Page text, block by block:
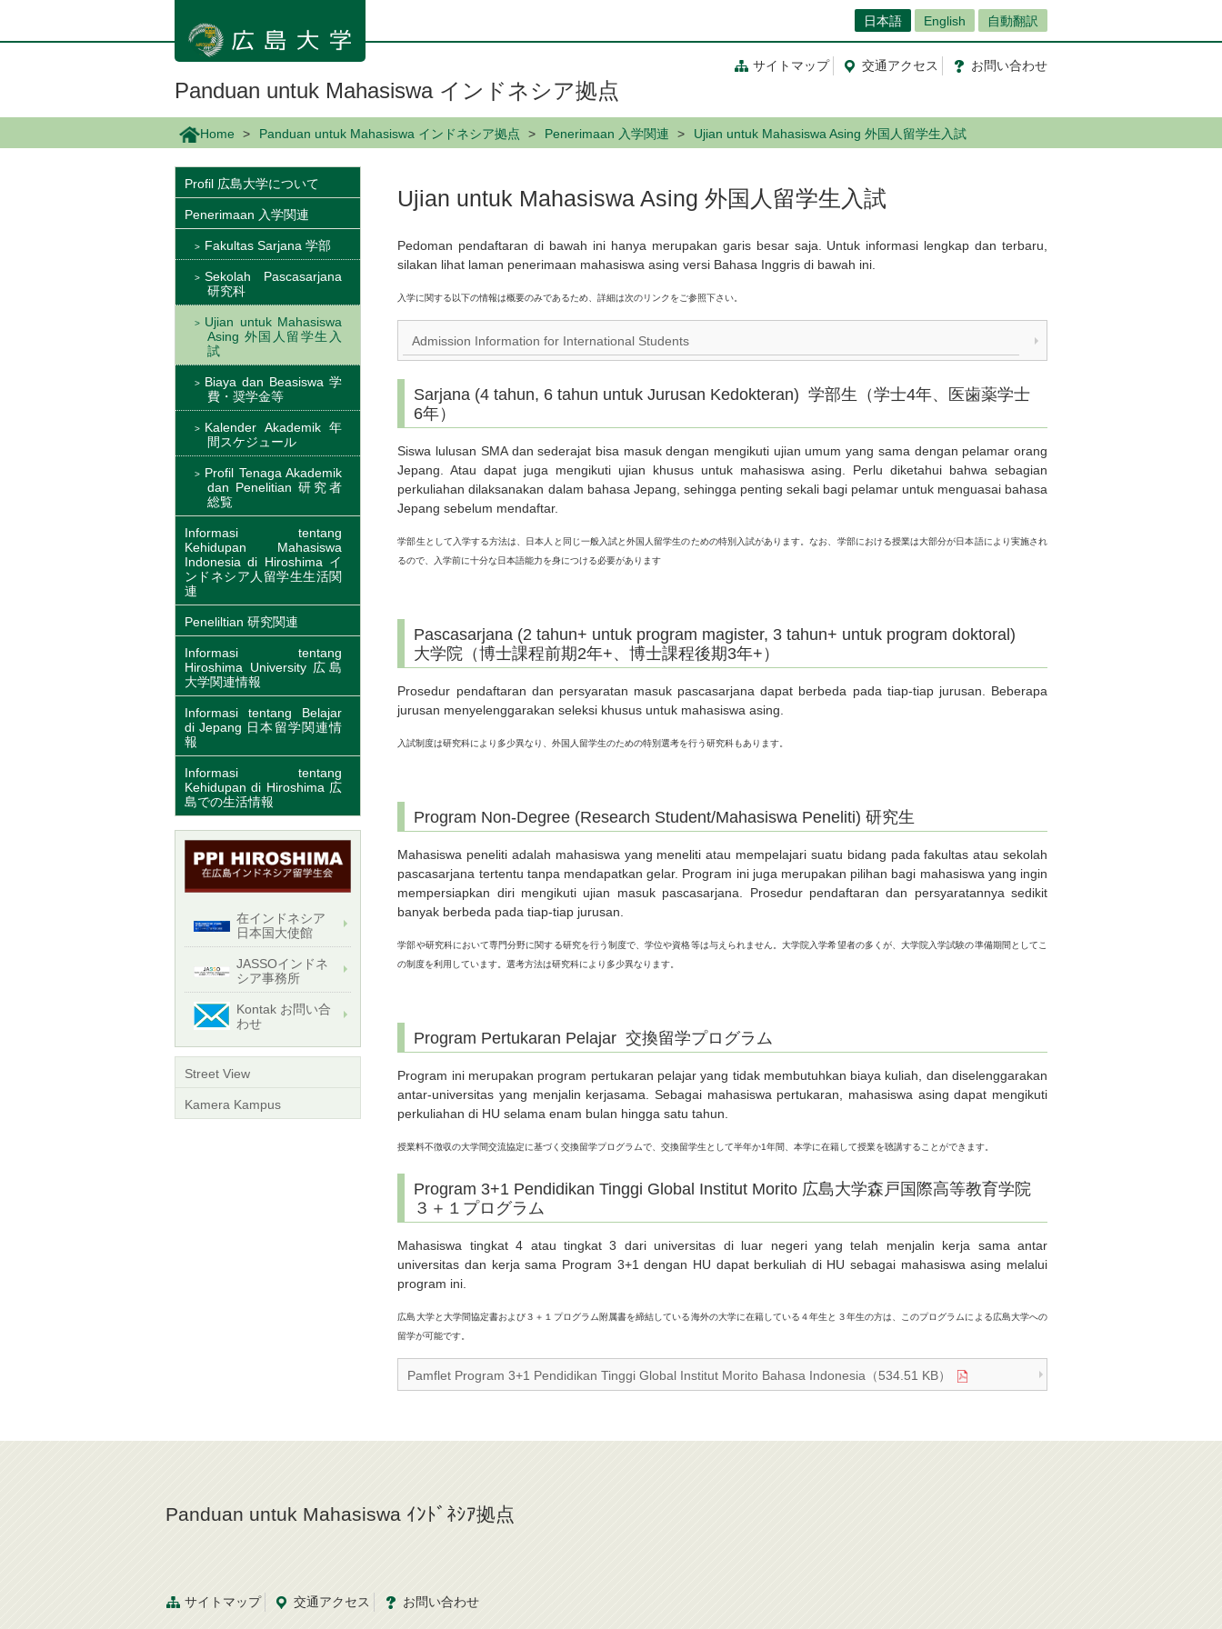
ン
日本語 English 自動翻訳
サイトマップ 交通アクセス お問い合わせ
Panduan untuk Mahasiswa インドネシア拠点
Home Panduan untuk Mahasiswa インドネシア拠点 Penerimaan 入学関連 Ujian untuk Mahasiswa Asing 外国人留学生入試
Ujian untuk Mahasiswa Asing 外国人留学生入試
Pedoman pendaftaran di bawah ini hanya merupakan garis besar saja. Untuk informasi lengkap dan terbaru,
silakan lihat laman penerimaan mahasiswa asing versi Bahasa Inggris di bawah ini.
入学に関する以下の情報は概要のみであるため、詳細は次のリンクをご参照下さい。
Admission Information for International Students
Sarjana (4 tahun, 6 tahun untuk Jurusan Kedokteran) 学部生（学士4年、医歯薬学士
6年）
Siswa lulusan SMA dan sederajat bisa masuk dengan mengikuti ujian umum yang sama dengan pelamar orang
Jepang. Atau dapat juga mengikuti ujian khusus untuk mahasiswa asing. Perlu diketahui bahwa sebagian
perkuliahan dilaksanakan dalam bahasa Jepang, sehingga penting sekali bagi pelamar untuk menguasai bahasa
Jepang sebelum mendaftar.
学部生として入学する方法は、日本人と同じ一般入試と外国人留学生のための特別入試があります。なお、学部における授業は大部分が日本語により実施され
るので、入学前に十分な日本語能力を身につける必要があります
Pascasarjana (2 tahun+ untuk program magister, 3 tahun+ untuk program doktoral)
大学院（博士課程前期2年+、博士課程後期3年+）
Prosedur pendaftaran dan persyaratan masuk pascasarjana dapat berbeda pada tiap-tiap jurusan. Beberapa
jurusan menyelenggarakan seleksi khusus untuk mahasiswa asing.
入試制度は研究科により多少異なり、外国人留学生のための特別選考を行う研究科もあります。
Program Non-Degree (Research Student/Mahasiswa Peneliti) 研究生
Mahasiswa peneliti adalah mahasiswa yang meneliti atau mempelajari suatu bidang pada fakultas atau sekolah
pascasarjana tertentu tanpa mendapatkan gelar. Program ini juga merupakan pilihan bagi mahasiswa yang ingin
mempersiapkan diri mengikuti ujian masuk pascasarjana. Prosedur pendaftaran dan persyaratannya sedikit
banyak berbeda pada tiap-tiap jurusan.
学部や研究科において専門分野に関する研究を行う制度で、学位や資格等は与えられません。大学院入学希望者の多くが、大学院入学試験の準備期間としてこ
の制度を利用しています。選考方法は研究科により多少異なります。
Program Pertukaran Pelajar 交換留学プログラム
Program ini merupakan program pertukaran pelajar yang tidak membutuhkan biaya kuliah, dan diselenggarakan
antar-universitas yang menjalin kerjasama. Sebagai mahasiswa pertukaran, mahasiswa asing dapat mengikuti
perkuliahan di HU selama enam bulan hingga satu tahun.
授業料不徴収の大学間交流協定に基づく交換留学プログラムで、交換留学生として半年か1年間、本学に在籍して授業を聴講することができます。
Program 3+1 Pendidikan Tinggi Global Institut Morito 広島大学森戸国際高等教育学院
３＋１プログラム
Mahasiswa tingkat 4 atau tingkat 3 dari universitas di luar negeri yang telah menjalin kerja sama antar
universitas dan kerja sama Program 3+1 dengan HU dapat berkuliah di HU sebagai mahasiswa asing melalui
program ini.
広島大学と大学間協定書および３＋１プログラム附属書を締結している海外の大学に在籍している４年生と３年生の方は、このプログラムによる広島大学への
留学が可能です。
Pamflet Program 3+1 Pendidikan Tinggi Global Institut Morito Bahasa Indonesia（534.51 KB）
Profil 広島大学について
Penerimaan 入学関連
Fakultas Sarjana 学部
Sekolah Pascasarjana
研究科
Ujian untuk Mahasiswa
Asing 外国人留学生入
試
Biaya dan Beasiswa 学
費・奨学金等
Kalender Akademik 年
間スケジュール
Profil Tenaga Akademik
dan Penelitian 研究者
総覧
Informasi tentang
Kehidupan Mahasiswa
Indonesia di Hiroshima イ
ンドネシア人留学生生活関
連
Peneliltian 研究関連
Informasi tentang
Hiroshima University 広島
大学関連情報
Informasi tentang Belajar
di Jepang 日本留学関連情
報
Informasi tentang
Kehidupan di Hiroshima 広
島での生活情報
在インドネシア
日本国大使館
JASSOインドネ
シア事務所
Kontak お問い合
わせ
Street View
Kamera Kampus
Panduan untuk Mahasiswa ｲﾝﾄﾞﾈｼｱ拠点
サイトマップ 交通アクセス お問い合わせ